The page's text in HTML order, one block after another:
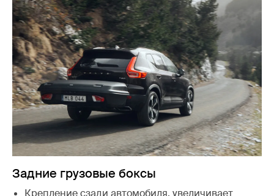
Задние грузовые боксы
Крепление сзади автомобиля, увеличивает